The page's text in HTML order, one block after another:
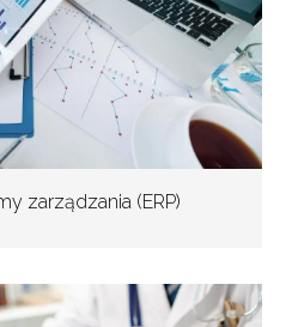
zarządzania (ERP)